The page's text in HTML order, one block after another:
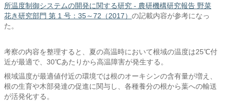
所温度制御システムの開発に関する研究 - 農研機構研究報告 野菜
花き研究部門 第 1 号：35～72（2017） の記載内容が参考になっ
た。
考察の内容を整理すると、夏の高温時において根域の温度は25℃付
近が最適で、30℃あたりから高温障害が発生する。
根域温度が最適値付近の環境では根のオーキシンの含有量が増え、
根の生育や木部発達の促進に関与し、各種養分の根から葉への輸送
が活発化する。